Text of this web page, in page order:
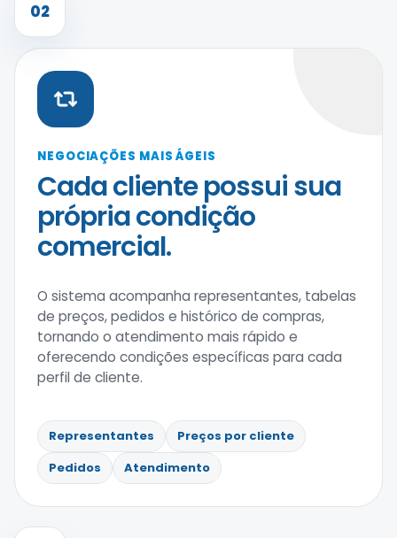
02
NEGOCIAÇÕES MAIS ÁGEIS
Cada cliente possui sua
própria condição
comercial.
O sistema acompanha representantes, tabelas
de preços, pedidos e histórico de compras,
tornando o atendimento mais rápido e
oferecendo condições específicas para cada
perfil de cliente.
Representantes
Preços por cliente
Pedidos
Atendimento